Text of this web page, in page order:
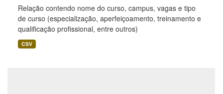
Relação contendo nome do curso, campus, vagas e tipo
de curso (especialização, aperfeiçoamento, treinamento e
qualificação profissional, entre outros)
CSV